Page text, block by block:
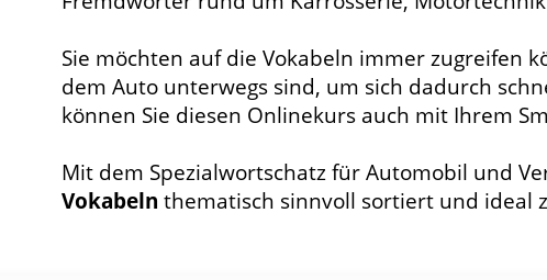
Sie möchten auf die Vokabeln immer zugreifen
dem Auto unterwegs sind, um sich dadurch
können Sie diesen Onlinekurs auch mit Ihrem
Mit dem Spezialwortschatz für Automobil und
Vokabeln thematisch sinnvoll sortiert und ideal